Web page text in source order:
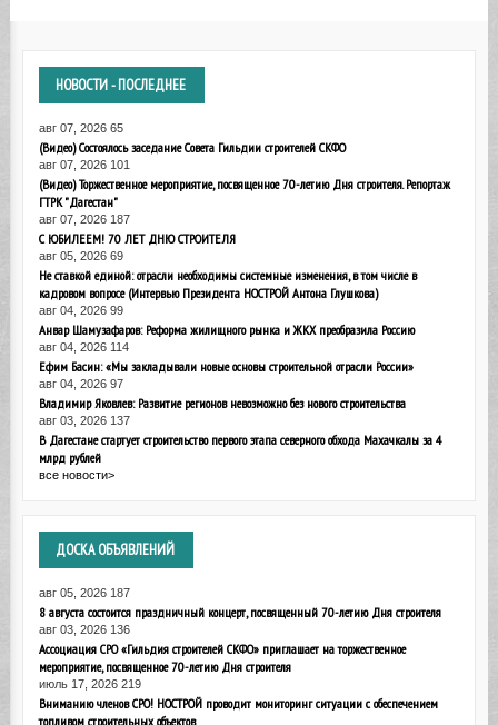
НОВОСТИ- ПОСЛЕДНЕЕ
авг 07, 2026 65
(Видео) Состоялось заседание Совета Гильдии строителей СКФО
авг 07, 2026 101
(Видео) Торжественное мероприятие, посвященное 70-летию Дня строителя. Репортаж
ГТРК "Дагестан"
авг 07, 2026 187
С ЮБИЛЕЕМ! 70 ЛЕТ ДНЮ СТРОИТЕЛЯ
авг 05, 2026 69
Не ставкой единой: отрасли необходимы системные изменения, в том числе в
кадровом вопросе (Интервью Президента НОСТРОЙ Антона Глушкова)
авг 04, 2026 99
Анвар Шамузафаров: Реформа жилищного рынка и ЖКХ преобразила Россию
авг 04, 2026 114
Ефим Басин: «Мы закладывали новые основы строительной отрасли России»
авг 04, 2026 97
Владимир Яковлев: Развитие регионов невозможно без нового строительства
авг 03, 2026 137
В Дагестане стартует строительство первого этапа северного обхода Махачкалы за 4
млрд рублей
все новости>
ДОСКАОБЪЯВЛЕНИЙ
авг 05, 2026 187
8 августа состоится праздничный концерт, посвященный 70-летию Дня строителя
авг 03, 2026 136
Ассоциация СРО «Гильдия строителей СКФО» приглашает на торжественное
мероприятие, посвященное 70-летию Дня строителя
июль 17, 2026 219
Вниманию членов СРО! НОСТРОЙ проводит мониторинг ситуации с обеспечением
топливом строительных объектов